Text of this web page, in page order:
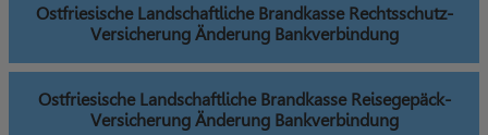
Ostfriesische Landschaftliche Brandkasse Rechtsschutz-
Versicherung Änderung Bankverbindung
Ostfriesische Landschaftliche Brandkasse Reisegepäck-
Versicherung Änderung Bankverbindung